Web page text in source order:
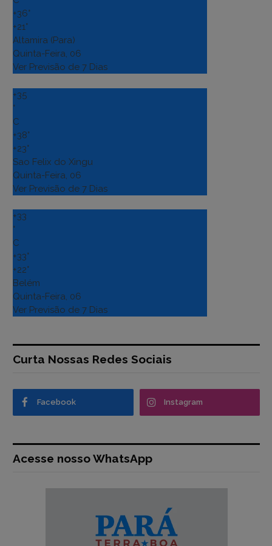
+36°
+21°
Altamira (Para)
Quinta-Feira, 06
Ver Previsão de 7 Dias
+35
°
C
+38°
+23°
Sao Felix do Xingu
Quinta-Feira, 06
Ver Previsão de 7 Dias
+33
°
C
+33°
+22°
Belém
Quinta-Feira, 06
Ver Previsão de 7 Dias
Curta Nossas Redes Sociais
Facebook Instagram
Acesse nosso WhatsApp